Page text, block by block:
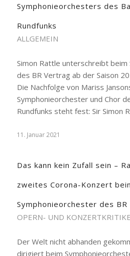
Symphonieorchesters des
Rundfunks
ALLGEMEIN
Simon Rattle unterschreibt
des BR Vertrag ab der Saison
Die Nachfolge von Mariss
Symphonieorchester und Chor
Rundfunks steht fest: Sir Simon
11. Januar 2021
Das kann kein Zufall sein –
zweites Corona-Konzert
Symphonieorchester des BR
OPERN- UND
Der Welt nicht abhanden
dirigiert beim